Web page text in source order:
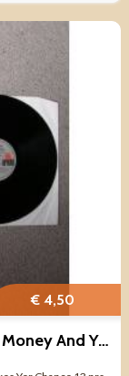
€ 4,50
Middle Of The Road – You Pays Yer Money And You Takes Yer Chang